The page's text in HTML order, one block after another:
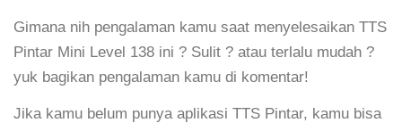
Gimana nih pengalaman kamu saat menyelesaikan TTS
Pintar Mini Level 138 ini ? Sulit ? atau terlalu mudah ?
yuk bagikan pengalaman kamu di komentar!
Jika kamu belum punya aplikasi TTS Pintar, kamu bisa